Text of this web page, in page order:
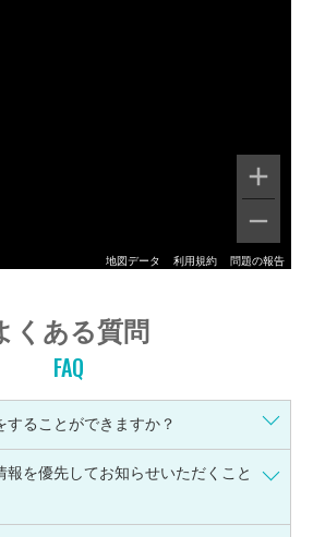
地図データ 利用規約 問題の報告
くある質問
FAQ
することができますか？
報を優先してお知らせいただくこと